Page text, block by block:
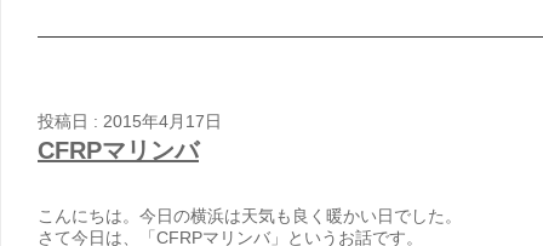
投稿日 : 2015年4月17日
CFRPマリンバ
こんにちは。今日の横浜は天気も良く暖かい日でした。
さて今日は、「CFRPマリンバ」というお話です。